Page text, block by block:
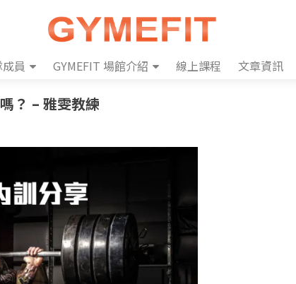
員 GYMEFIT 場館介紹 線上課程 文章資訊
？ – 雅雯教練